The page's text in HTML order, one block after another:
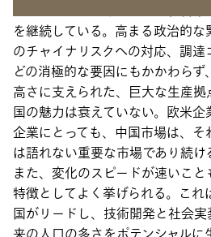
ダウンの動きもあるものの、日
を継続している。高まる政治的
のチャイナリスクへの対応、調
どの消極的な要因にもかかわら
高さに支えられた、巨大な生産
国の魅力は衰えていない。欧米
企業にとっても、中国市場は、そ
は語れない重要な市場であり続け
また、変化のスピードが速いこ
特徴としてよく挙げられる。これ
国がリードし、技術開発と社会